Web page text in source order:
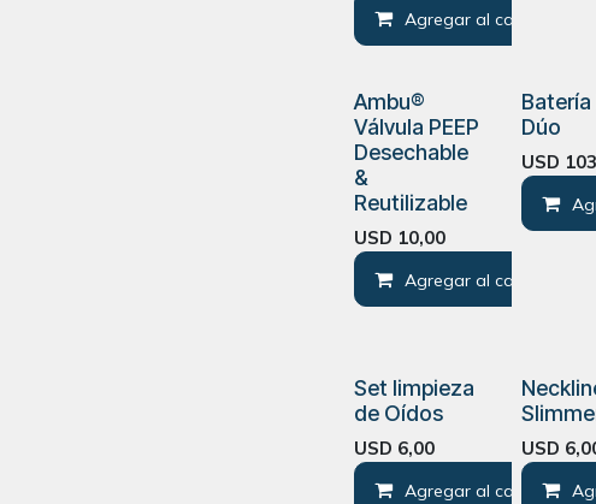
Agregar al carrito
Ambu®
Válvula PEEP
Desechable
&
Reutilizable
USD 10,00
Agregar al carrito
Batería
Dúo
USD
Set limpieza
de Oídos
USD 6,00
Agregar al carrito
USD